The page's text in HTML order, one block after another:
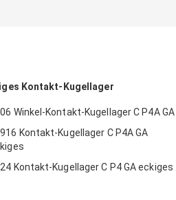
Kontakt-Kugellager
Winkel-Kontakt-Kugellager C P4A GA
Kontakt-Kugellager C P4A GA
Kontakt-Kugellager C P4 GA eckiges